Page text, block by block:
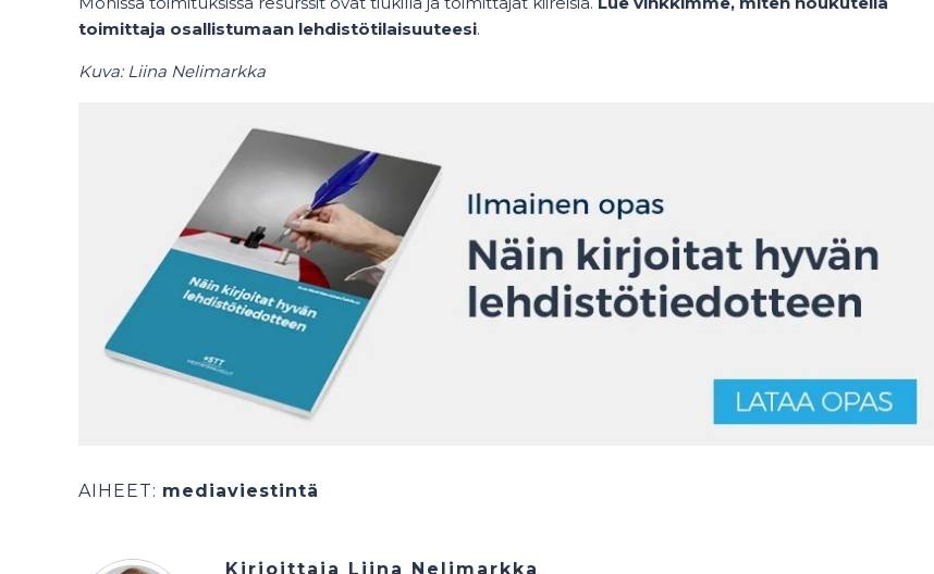
toimittaja osallistumaan lehdistötilaisuuteesi.
Kuva: Liina Nelimarkka
AIHEET: mediaviestintä
Kirjoittaja Liina Nelimarkka